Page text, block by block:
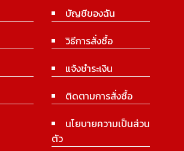
บัญชีของฉัน
วิธีการสั่งซื้อ
แจ้งชำระเงิน
ติดตามการสั่งซื้อ
นโยบายความเป็นส่วน
ตัว